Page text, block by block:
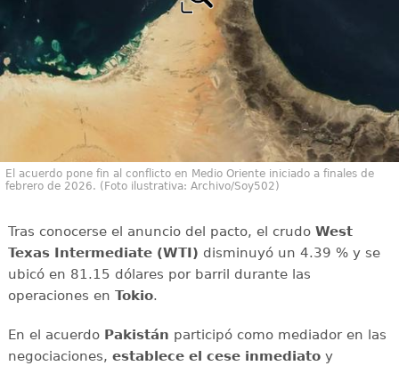
El acuerdo pone fin al conflicto en Medio Oriente iniciado a finales de
febrero de 2026. (Foto ilustrativa: Archivo/Soy502)
Tras conocerse el anuncio del pacto, el crudo West
Texas Intermediate (WTI) disminuyó un 4.39 % y se
ubicó en 81.15 dólares por barril durante las
operaciones en Tokio.
En el acuerdo Pakistán participó como mediador en las
negociaciones, establece el cese inmediatoy